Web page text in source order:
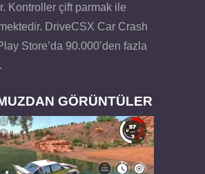
Kontroller çift parmak ile
DriveCSX Car Crash
Store’da 90.000’den fazla
GÖRÜNTÜLER